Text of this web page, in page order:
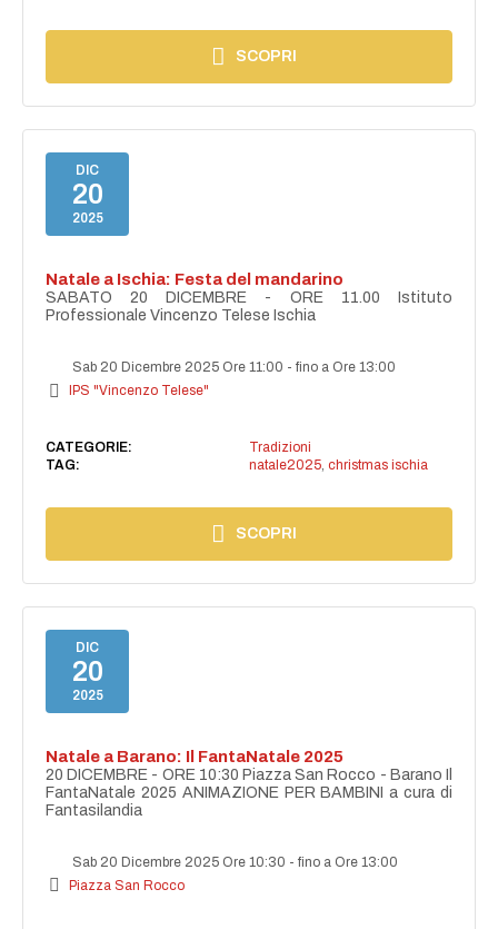
SCOPRI
DIC
20
2025
Natale a Ischia: Festa del mandarino
SABATO 20 DICEMBRE - ORE 11.00 Istituto
Professionale Vincenzo Telese Ischia
Sab 20 Dicembre 2025 Ore 11:00 -fino a Ore 13:00
IPS "Vincenzo Telese"
CATEGORIE:
Tradizioni
TAG:
natale2025, christmas ischia
SCOPRI
DIC
20
2025
Natale a Barano: Il FantaNatale 2025
20 DICEMBRE - ORE 10:30 Piazza San Rocco - Barano Il
FantaNatale 2025 ANIMAZIONE PER BAMBINI a cura di
Fantasilandia
Sab 20 Dicembre 2025 Ore 10:30 -fino a Ore 13:00
Piazza San Rocco